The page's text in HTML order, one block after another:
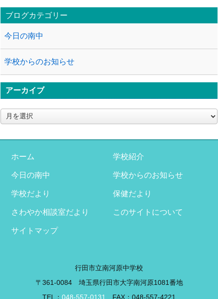
ブログカテゴリー
今日の南中
学校からのお知らせ
アーカイブ
ア
ー
イ
ホーム 学校紹介
今日の南中 学校からのお知らせ
学校だより 保健だより
さわやか相談室だより このサイトについて
サイトマップ
行田市立南河原中学校
〒361-0084 埼玉県行田市大字南河原1081番地
TEL： 048-557-0131 FAX：048-557-4221